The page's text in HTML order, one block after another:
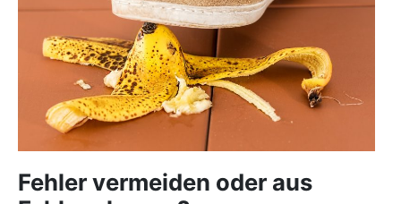
Fehler vermeiden oder aus